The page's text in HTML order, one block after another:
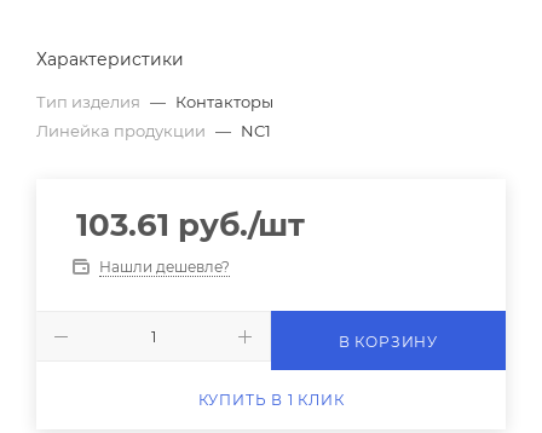
Характеристики
Тип изделия — Контакторы
Линейка продукции — NC1
103.61 руб./шт
Нашли дешевле?
В КОРЗИНУ
КУПИТЬ В 1 КЛИК